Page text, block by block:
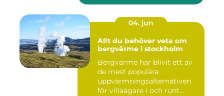
04. jun
Allt du behöver veta om
bergvärme i stockholm
Bergvärme har blivit ett av
de mest populära
uppvärmningsalternativen
för villaägare i och runt